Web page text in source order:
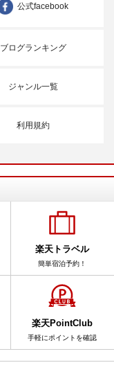
公式facebook
ブログランキング
ジャンル一覧
利用規約
楽天トラベル
簡単宿泊予約！
楽天PointClub
手軽にポイントを確認